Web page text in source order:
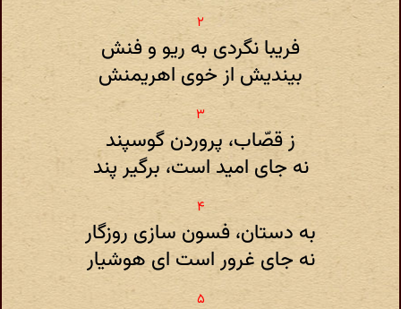
فریبا نگردی به ریو و فنش
بیندیش از خوی اهریمنش
ز قصّاب، پروردن گوسپند
نه جای امید است، برگیر پند
به دستان، فسون سازی روزگار
نه جای غرور است ای هوشیار